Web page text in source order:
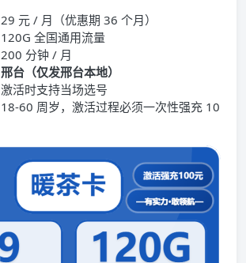
29 元 / 月（优惠期 36 个月）
120G 全国通用流量
200 分钟 / 月
邢台（仅发邢台本地）
激活时支持当场选号
18-60 周岁，激活过程必须一次性强充 10